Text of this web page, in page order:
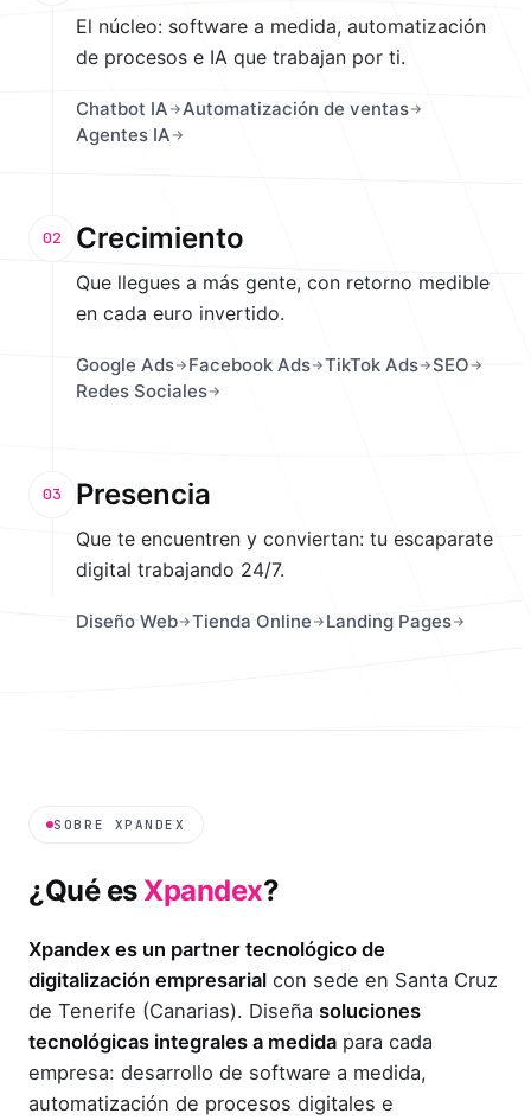
El núcleo: software a medida, automatización
de procesos e IA que trabajan por ti.
Chatbot IA
Automatización de ventas
Agentes IA
02 Crecimiento
Que llegues a más gente, con retorno medible
en cada euro invertido.
Google Ads Facebook Ads TikTok Ads
SEO
Redes Sociales
03 Presencia
Que te encuentren y conviertan: tu escaparate
digital trabajando 24/7.
Diseño Web Tienda Online Landing Pages
SOBRE XPANDEX
¿Qué es Xpandex?
Xpandex es un partner tecnológico de
digitalización empresarial con sede en Santa Cruz
de Tenerife (Canarias). Diseña soluciones
tecnológicas integrales a medida para cada
empresa: desarrollo de software a medida,
automatización de procesos digitales e